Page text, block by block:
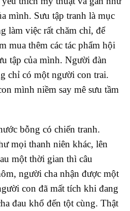
mình. Sưu tập tranh là mục
làm việc rất chăm chỉ, để
mua thêm các tác phẩm hội
tập của mình. Người đàn
chỉ có một người con trai.
mình niềm say mê sưu tầm
bỗng có chiến tranh.
mọi thanh niên khác, lên
một thời gian thì câu
người cha nhận được một
con đã mất tích khi đang
đau khổ đến tột cùng. Thật